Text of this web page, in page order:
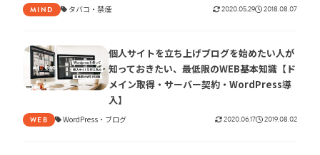
MIND タバコ 禁煙 2020.05.29 2018.08.07
個人サイトを立ち上げブログを始めたい人が
知っておきたい、最低限のWEB基本知識【ド
メイン取得・サーバー契約・WordPress導
入】
WEB WordPress ブログ 2020.06.17 2019.08.02